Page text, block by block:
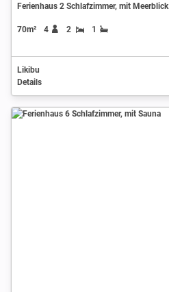
Ferienhaus 2 Schlafzimmer, mit Meerblick
70m² 4 2 1
Likibu
Details